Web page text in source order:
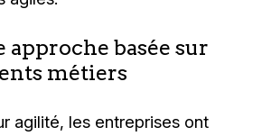
approche basée sur
métiers
agilité, les entreprises ont